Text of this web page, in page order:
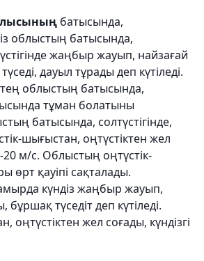
батысында,
облыстың батысында,
жаңбыр жауып, найзағай
дауыл тұрады деп күтіледі.
облыстың батысында,
тұман болатыны
батысында, солтүстігінде,
шығыстан, оңтүстіктен жел
20 м/с. Облыстың оңтүстік-
өрт қауіпі сақталады.
күндіз жаңбыр жауып,
түседіт деп күтіледі.
оңтүстіктен жел соғады, күндізгі